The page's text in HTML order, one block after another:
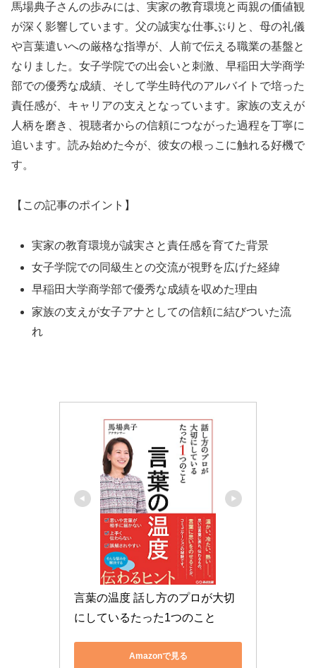
馬場典子さんの歩みには、実家の教育環境と両親の価値観
が深く影響しています。父の誠実な仕事ぶりと、母の礼儀
や言葉遣いへの厳格な指導が、人前で伝える職業の基盤と
なりました。女子学院での出会いと刺激、早稲田大学商学
部での優秀な成績、そして学生時代のアルバイトで培った
責任感が、キャリアの支えとなっています。家族の支えが
人柄を磨き、視聴者からの信頼につながった過程を丁寧に
追います。読み始めた今が、彼女の根っこに触れる好機で
す。
【この記事のポイント】
実家の教育環境が誠実さと責任感を育てた背景
女子学院での同級生との交流が視野を広げた経緯
早稲田大学商学部で優秀な成績を収めた理由
家族の支えが女子アナとしての信頼に結びついた流
れ
言葉の温度 話し方のプロが大切
にしているたった1つのこと
Amazonで見る